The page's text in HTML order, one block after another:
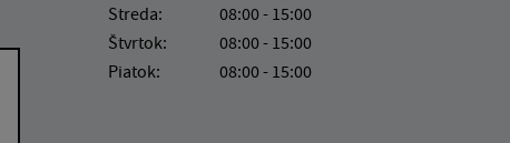
Streda:
08:00 - 15:00
Štvrtok:
08:00 - 15:00
Piatok:
08:00 - 15:00